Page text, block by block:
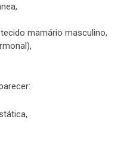
mamário masculino,